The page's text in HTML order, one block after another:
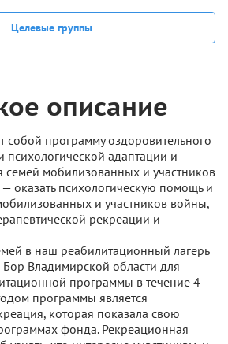
Целевые группы
описание
собой программу оздоровительного
психологической адаптации и
семей мобилизованных и участников
оказать психологическую помощь и
и участников войны,
рекреации и
в наш реабилитационный лагерь
Владимирской области для
программы в течение 4
программы является
которая показала свою
фонда. Рекреационная